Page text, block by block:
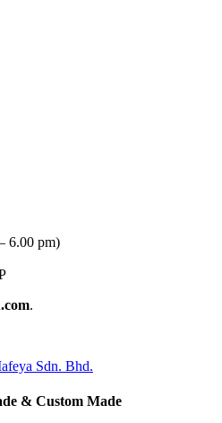
6.00 pm)
.
Sdn. Bhd.
& Custom Made